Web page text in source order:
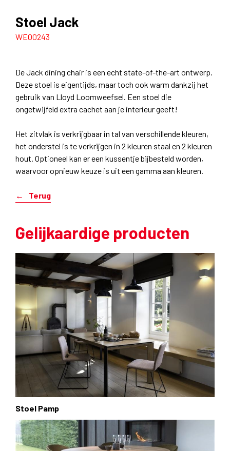
Stoel Jack
WE00243
De Jack dining chair is een echt state-of-the-art ontwerp.
Deze stoel is eigentijds, maar toch ook warm dankzij het
gebruik van Lloyd Loomweefsel. Een stoel die
ongetwijfeld extra cachet aan je interieur geeft!
Het zitvlak is verkrijgbaar in tal van verschillende kleuren,
het onderstel is te verkrijgen in 2 kleuren staal en 2 kleuren
hout. Optioneel kan er een kussentje bijbesteld worden,
waarvoor opnieuw keuze is uit een gamma aan kleuren.
Terug
Gelijkaardige producten
Stoel Pamp